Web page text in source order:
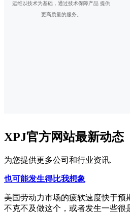
运维以技术为基础，通过技术保障产品 提供
更高质量的服务。
XPJ官方网站最新动态
为您提供更多公司和行业资讯.
也可能发生得比我想象
美国劳动力市场的疲软速度快于预
不克不及做这个，或者发生一些很